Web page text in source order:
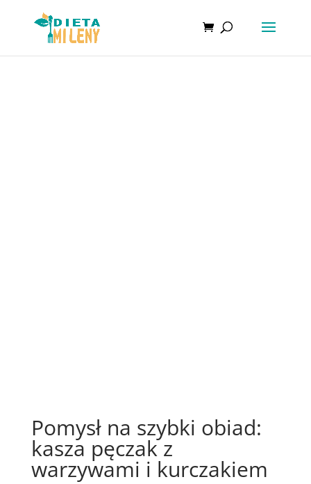
Pomysł na szybki obiad:
kasza pęczak z
warzywami i kurczakiem